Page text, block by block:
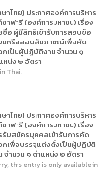
าไทย) ประกาศองค์การบริหาร
ซาฟารี (องค์การมหาชน) เรื่อง
ชื่อ ผู้มีสิทธิเข้ารับการสอบข้อ
นหรือสอบสัมภาษณ์เพื่อคัด
กเป็นผู้ปฏิบัติงาน จำนวน ๑
หน่ง ๒ อัตรา
Thai.
าไทย) ประกาศองค์การบริหาร
ซาฟารี (องค์การมหาชน) เรื่อง
รับสมัครบุคคลเข้ารับการคัด
กเพื่อบรรจุแต่งตั้งเป็นผู้ปฏิบัติ
จำนวน ๑ ตำแหน่ง ๒ อัตรา
this entry is only available in